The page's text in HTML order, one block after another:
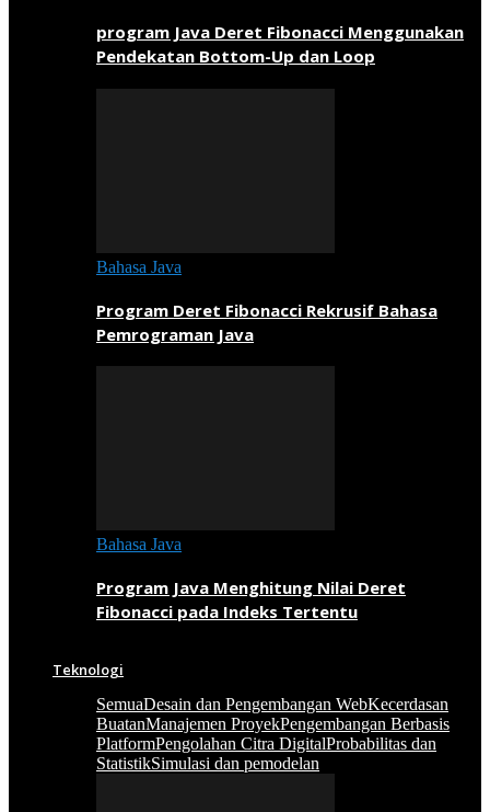
program Java Deret Fibonacci Menggunakan
Pendekatan Bottom-Up dan Loop
Bahasa Java
Program Deret Fibonacci Rekrusif Bahasa
Pemrograman Java
Bahasa Java
Program Java Menghitung Nilai Deret
Fibonacci pada Indeks Tertentu
Teknologi
SemuaDesain dan Pengembangan WebKecerdasan
BuatanManajemen ProyekPengembangan Berbasis
PlatformPengolahan Citra DigitalProbabilitas dan
StatistikSimulasi dan pemodelan